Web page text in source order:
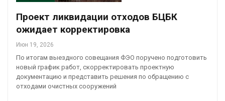
Проект ликвидации отходов БЦБК
ожидает корректировка
Июн 19, 2026
По итогам выездного совещания ФЭО поручено подготовить
новый график работ, скорректировать проектную
документацию и представить решения по обращению с
отходами очистных сооружений